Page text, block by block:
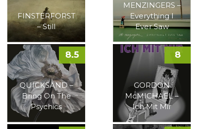
FINSTERFORST
– Still
MENZINGERS –
Everything I
Ever Saw
QUICKSAND –
Bring On The
Psychics
8.5
GORDON
McMICHAEL –
Ich Mit Mir
8